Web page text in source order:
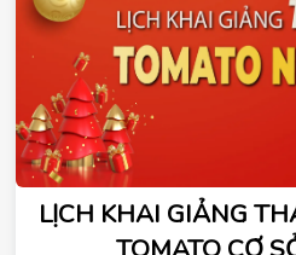
LỊCH KHAI GIẢNG